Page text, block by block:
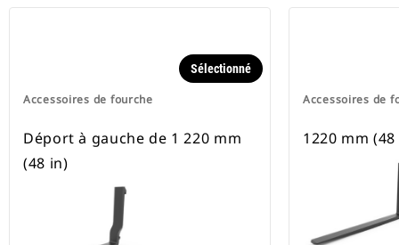
Accessoires de fourche
Sélectionné
Déport à gauche de 1 220 mm
(48 in)
Accessoires de
1220 mm